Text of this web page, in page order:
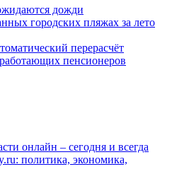
дожди
городских пляжах за лето
перерасчёт
пенсионеров